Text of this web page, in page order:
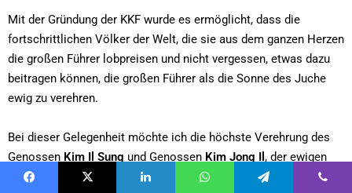
Mit der Gründung der KKF wurde es ermöglicht, dass die
fortschrittlichen Völker der Welt, die sie aus dem ganzen Herzen
die großen Führer lobpreisen und nicht vergessen, etwas dazu
beitragen können, die großen Führer als die Sonne des Juche
ewig zu verehren.
Bei dieser Gelegenheit möchte ich die höchste Verehrung des
Genossen Kim Il Sung und Genossen Kim Jong Il , der ewigen
Führer der koreanischen Revolution und der Sache für weltweite